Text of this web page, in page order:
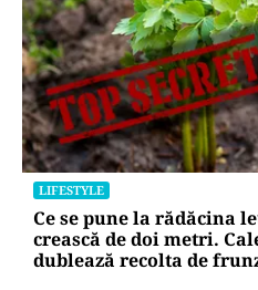
LIFESTYLE
Ce se pune la rădăcina
crească de doi metri.
dublează recolta de